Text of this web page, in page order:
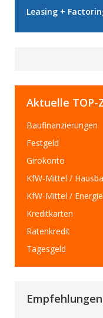
Leasing +
Aktuelle TOP-
Baufinanzierungen
Festgeld
Girokonto
KfW-Mittel /
KfW-Mittel /
Kreditkarten
Ratenkredit
Tagesgeld
Empfehlungen